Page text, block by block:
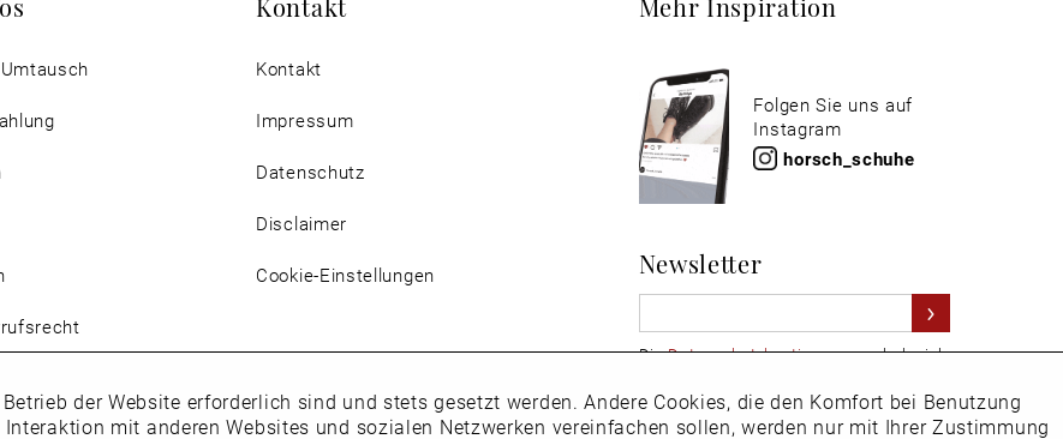
Kontakt
Impressum
Datenschutz
Disclaimer
Cookie-Einstellungen
Folgen Sie uns auf
Instagram
horsch_schuhe
Newsletter
DieDatenschutzbestimmungenhabe ich
Hiervom Newsletter abmelden. Aktiv
der Website erforderlich sind und stets gesetzt werden. Andere Cookies, die den Komfort bei Benutzung
mit anderen Websites und sozialen Netzwerken vereinfachen sollen, werden nur mit Ihrer Zustimmung